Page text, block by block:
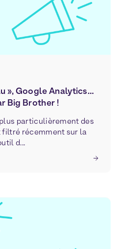
», Google Analytics…
Big Brother !
particulièrement des
filtré récemment sur la
d...